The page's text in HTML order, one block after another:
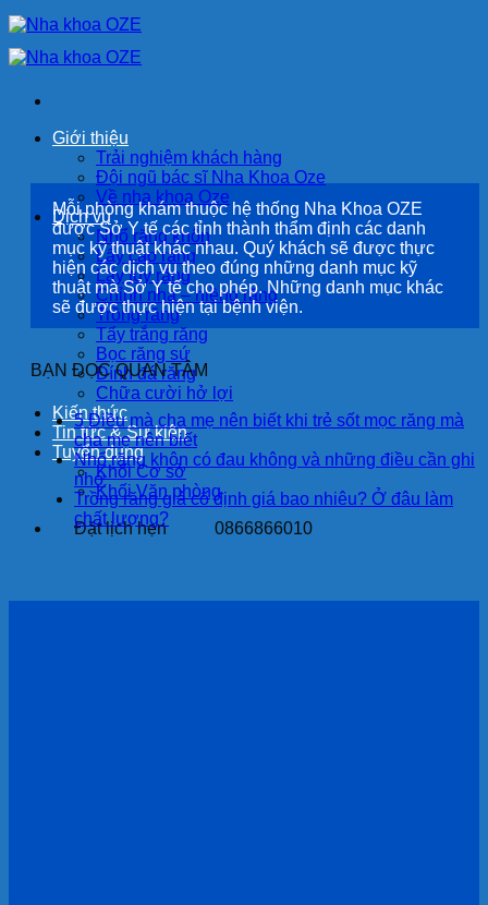
Bỏ
qua
nội
Giới thiệu
Trải nghiệm khách hàng
Đội ngũ bác sĩ Nha Khoa Oze
Về nha khoa Oze
Dịch vụ
Nhổ răng khôn
Lấy cao răng
Lấy tủy răng
Chỉnh nha – niềng răng
Trồng răng
Tẩy trắng răng
Bọc răng sứ
Đính đá răng
Chữa cười hở lợi
Kiến thức
Tin tức & Sự kiện
Tuyển dụng
Khối Cơ sở
Khối Văn phòng
Đặt lịch hẹn
0866866010
Mỗi phòng khám thuộc hệ thống Nha Khoa OZE
được Sở Y tế các tỉnh thành thẩm định các danh
mục kỹ thuật khác nhau. Quý khách sẽ được thực
hiện các dịch vụ theo đúng những danh mục kỹ
thuật mà Sở Y tế cho phép. Những danh mục khác
sẽ được thực hiện tại bệnh viện.
BẠN ĐỌC QUAN TÂM
5 Điều mà cha mẹ nên biết khi trẻ sốt mọc răng mà
cha mẹ nên biết
Nhổ răng khôn có đau không và những điều cần ghi
nhớ
Trồng răng giả cố định giá bao nhiêu? Ở đâu làm
chất lượng?